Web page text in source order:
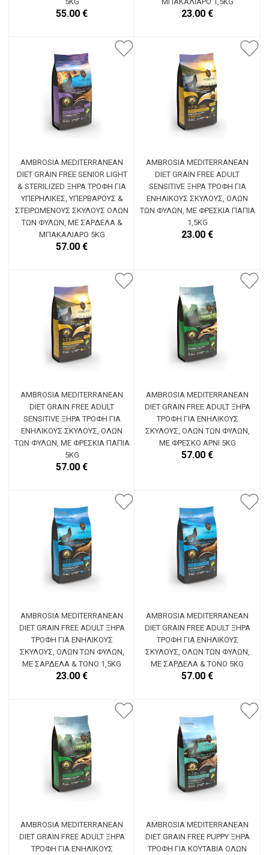
55.00 € 23.00 €
AMBROSIA MEDITERRANEAN
DIET GRAIN FREE SENIOR LIGHT
& STERILIZED ΞΗΡΆ ΤΡΟΦΉ ΓΙΑ
ΥΠΕΡΉΛΙΚΕΣ, ΥΠΈΡΒΑΡΟΥΣ &
ΣΤΕΙΡΩΜΈΝΟΥΣ ΣΚΎΛΟΥΣ ΌΛΩΝ
ΤΩΝ ΦΥΛΏΝ, ΜΕ ΣΑΡΔΈΛΑ &
ΜΠΑΚΑΛΙΆΡΟ 5KG
57.00 €
AMBROSIA MEDITERRANEAN
DIET GRAIN FREE ADULT
SENSITIVE ΞΗΡΆ ΤΡΟΦΉ ΓΙΑ
ΕΝΉΛΙΚΟΥΣ ΣΚΎΛΟΥΣ, ΌΛΩΝ
ΤΩΝ ΦΥΛΏΝ, ΜΕ ΦΡΈΣΚΙΑ ΠΆΠΙΑ
1,5KG
23.00 €
AMBROSIA MEDITERRANEAN
DIET GRAIN FREE ADULT
SENSITIVE ΞΗΡΆ ΤΡΟΦΉ ΓΙΑ
ΕΝΉΛΙΚΟΥΣ ΣΚΎΛΟΥΣ, ΌΛΩΝ
ΤΩΝ ΦΥΛΏΝ, ΜΕ ΦΡΈΣΚΙΑ ΠΆΠΙΑ
5KG
57.00 €
AMBROSIA MEDITERRANEAN
DIET GRAIN FREE ADULT ΞΗΡΆ
ΤΡΟΦΉ ΓΙΑ ΕΝΉΛΙΚΟΥΣ
ΣΚΎΛΟΥΣ, ΌΛΩΝ ΤΩΝ ΦΥΛΏΝ,
ΜΕ ΦΡΈΣΚΟ ΑΡΝΊ 5KG
57.00 €
AMBROSIA MEDITERRANEAN
DIET GRAIN FREE ADULT ΞΗΡΆ
ΤΡΟΦΉ ΓΙΑ ΕΝΉΛΙΚΟΥΣ
ΣΚΎΛΟΥΣ, ΌΛΩΝ ΤΩΝ ΦΥΛΏΝ,
ΜΕ ΣΑΡΔΈΛΑ & ΤΌΝΟ 1,5KG
23.00 €
AMBROSIA MEDITERRANEAN
DIET GRAIN FREE ADULT ΞΗΡΆ
ΤΡΟΦΉ ΓΙΑ ΕΝΉΛΙΚΟΥΣ
ΣΚΎΛΟΥΣ, ΌΛΩΝ ΤΩΝ ΦΥΛΏΝ,
ΜΕ ΣΑΡΔΈΛΑ & ΤΌΝΟ 5KG
57.00 €
AMBROSIA MEDITERRANEAN
DIET GRAIN FREE ADULT ΞΗΡΆ
ΤΡΟΦΉ ΓΙΑ ΕΝΉΛΙΚΟΥΣ
AMBROSIA MEDITERRANEAN
DIET GRAIN FREE PUPPY ΞΗΡΆ
ΤΡΟΦΉ ΓΙΑ ΚΟΥΤΆΒΙΑ ΌΛΩΝ